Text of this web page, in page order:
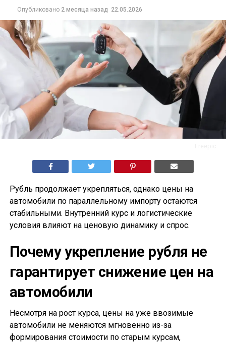
Опубликовано 2 месяца назад 22.05.2026
Рубль продолжает укрепляться, однако цены на
автомобили по параллельному импорту остаются
стабильными. Внутренний курс и логистические
условия влияют на ценовую динамику и спрос.
Почему укрепление рубля не
гарантирует снижение цен на
автомобили
Несмотря на рост курса, цены на уже ввозимые
автомобили не меняются мгновенно из-за
формирования стоимости по старым курсам,